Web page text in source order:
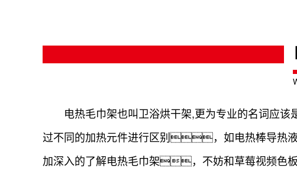
电热毛巾架也叫卫浴烘干架,更为专业的名词应
过不同的加热元件进行区别，如电热棒导
加深入的了解电热毛巾架，不妨和草莓视频色